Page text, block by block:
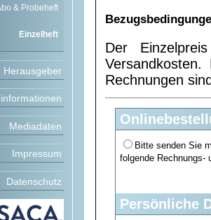
& Probeheft
Einzelheft
Herausgeber
Mediadaten
Impressum
Datenschutz
Der
Rechnungen
Bitte senden Sie
folgende Rechnungs-
Persönliche